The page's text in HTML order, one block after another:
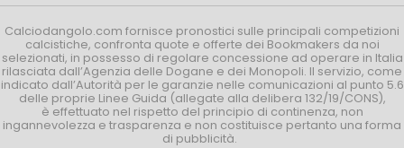
Calciodangolo.com fornisce pronostici sulle principali competizioni
calcistiche, confronta quote e offerte dei Bookmakers da noi
selezionati, in possesso di regolare concessione ad operare in Italia
rilasciata dall’Agenzia delle Dogane e dei Monopoli. Il servizio, come
indicato dall’Autorità per le garanzie nelle comunicazioni al punto 5.6
delle proprie Linee Guida (allegate alla delibera 132/19/CONS),
è effettuato nel rispetto del principio di continenza, non
ingannevolezza e trasparenza e non costituisce pertanto una forma
di pubblicità.